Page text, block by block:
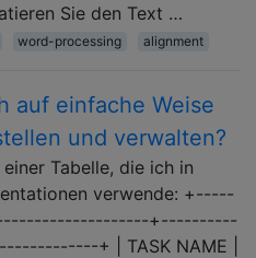
Sie den Text …
word-processing alignment
auf einfache Weise
und verwalten?
Tabelle, die ich in
verwende: +-----
+----------
+ | TASK NAME |